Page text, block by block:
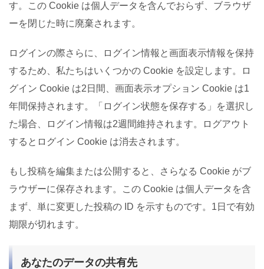
す。この Cookie は個人データを含んでおらず、ブラウザ
ーを閉じた時に廃棄されます。
ログインの際さらに、ログイン情報と画面表示情報を保持
するため、私たちはいくつかの Cookie を設定します。ロ
グイン Cookie は2日間、画面表示オプション Cookie は1
年間保持されます。「ログイン状態を保存する」を選択し
た場合、ログイン情報は2週間維持されます。ログアウト
するとログイン Cookie は消去されます。
もし投稿を編集または公開すると、さらなる Cookie がブ
ラウザーに保存されます。この Cookie は個人データを含
まず、単に変更した投稿の ID を示すものです。1日で有効
期限が切れます。
あなたのデータの共有先